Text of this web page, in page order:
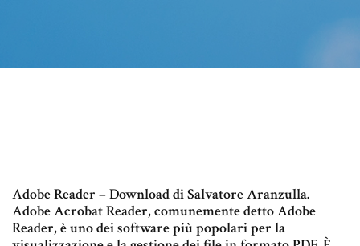
Adobe Reader – Download di Salvatore Aranzulla.
Adobe Acrobat Reader, comunemente detto Adobe
Reader, è uno dei software più popolari per la